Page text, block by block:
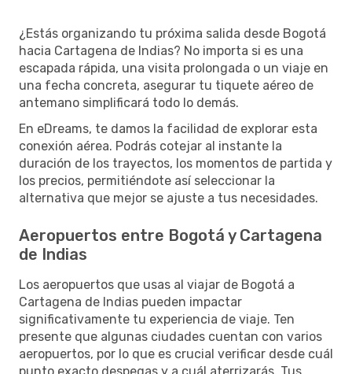
¿Estás organizando tu próxima salida desde Bogotá
hacia Cartagena de Indias? No importa si es una
escapada rápida, una visita prolongada o un viaje en
una fecha concreta, asegurar tu tiquete aéreo de
antemano simplificará todo lo demás.
En eDreams, te damos la facilidad de explorar esta
conexión aérea. Podrás cotejar al instante la
duración de los trayectos, los momentos de partida y
los precios, permitiéndote así seleccionar la
alternativa que mejor se ajuste a tus necesidades.
Aeropuertos entre Bogotá y Cartagena
de Indias
Los aeropuertos que usas al viajar de Bogotá a
Cartagena de Indias pueden impactar
significativamente tu experiencia de viaje. Ten
presente que algunas ciudades cuentan con varios
aeropuertos, por lo que es crucial verificar desde cuál